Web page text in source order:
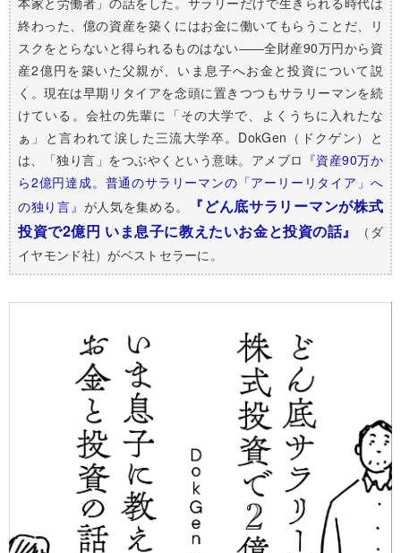
終わった、億の資産を築くにはお金に働いてもらうことだ、リ
スクをとらないと得られるものはない――全財産90万円から資
産2億円を築いた父親が、いま息子へお金と投資について説
く。現在は早期リタイアを念頭に置きつつもサラリーマンを続
けている。会社の先輩に「その大学で、よくうちに入れたな
ぁ」と言われて涙した三流大学卒。DokGen（ドクゲン）と
は、「独り言」をつぶやくという意味。アメブロ 『資産90万か
ら2億円達成。普通のサラリーマンの「アーリーリタイア」へ
の独り言』 が人気を集める。
『どん底サラリーマンが株式
投資で2億円 いま息子に教えたいお金と投資の話』
（ダ
イヤモンド社）がベストセラーに。